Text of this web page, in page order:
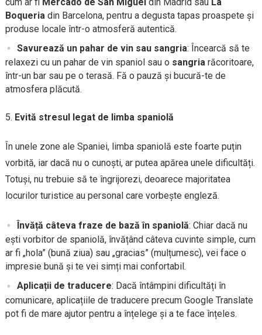
Boqueria din Barcelona, pentru a degusta tapas proaspete și
produse locale într-o atmosferă autentică.
Savurează un pahar de vin sau sangria: Încearcă să te
relaxezi cu un pahar de vin spaniol sau o sangriarăcoritoare,
într-un bar sau pe o terasă. Fă o pauză și bucură-te de
atmosfera plăcută.
Evită stresul legat de limba spaniolă
În unele zone ale Spaniei, limba spaniolă este foarte puțin
vorbită, iar dacă nu o cunoști, ar putea apărea unele dificultăți.
Totuși, nu trebuie să te îngrijorezi, deoarece majoritatea
locurilor turistice au personal care vorbește engleză.
Învăță câteva fraze de bază în spaniolă: Chiar dacă nu
ești vorbitor de spaniolă, învățând câteva cuvinte simple, cum
ar fi „hola” (bună ziua) sau „gracias” (mulțumesc), vei face o
impresie bună și te vei simți mai confortabil.
Aplicații de traducere: Dacă întâmpini dificultăți în
comunicare, aplicațiile de traducere precum Google Translate
pot fi de mare ajutor pentru a înțelege și a te face înțeles.